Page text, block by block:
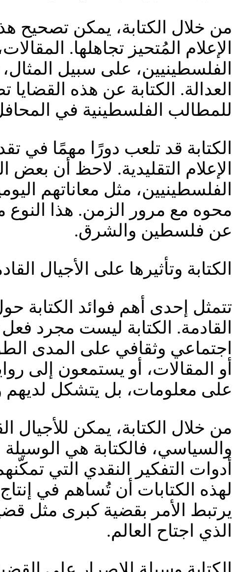
من خلال الكتابة، يمكن تصحيح
الإعلام المُتحيز تجاهلها.
الفلسطينيين، على سبيل
العدالة. الكتابة عن هذه
للمطالب الفلسطينية في
الكتابة قد تلعب دورًا مهمًا في
الإعلام التقليدية. لاحظ أن
الفلسطينيين، مثل معاناتهم
محوه مع مرور الزمن. هذا النوع
عن فلسطين والشرق.
الكتابة وتأثيرها على الأجيال
تتمثل إحدى أهم فوائد الكتابة
القادمة. الكتابة ليست مجرد
اجتماعي وثقافي على المدى
أو المقالات، أو يستمعون إلى
على معلومات، بل يتشكل لديهم
من خلال الكتابة، يمكن للأجيال
والسياسي، فالكتابة هي
أدوات التفكير النقدي التي
لهذه الكتابات أن تُساهم في
يرتبط الأمر بقضية كبرى مثل
الذي اجتاح العالم.